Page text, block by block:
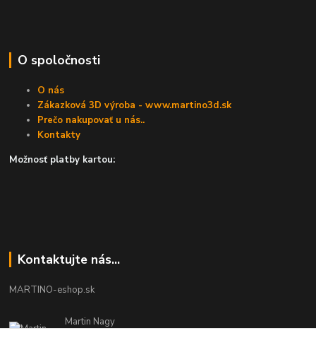
O spoločnosti
O nás
Zákazková 3D výroba - www.martino3d.sk
Prečo nakupovať u nás..
Kontakty
Možnosť platby kartou:
Kontaktujte nás...
MARTINO-eshop.sk
Martin Nagy